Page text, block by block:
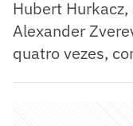
Hubert
Alexander
quatro vezes,